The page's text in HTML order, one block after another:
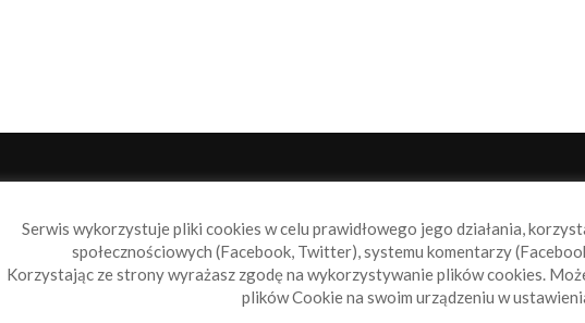
Sailbook.pl to miejsce dla wszystkich, którzy szukają
wiadomości ze świata żeglarstwa, świata
nie tylko.
Serwis wykorzystuje pliki cookies w celu prawidłowego jego działania,
społecznościowych (Facebook, Twitter), systemu komentarzy
Korzystając ze strony wyrażasz zgodę na wykorzystywanie plików cookies.
plików Cookie na swoim urządzeniu w